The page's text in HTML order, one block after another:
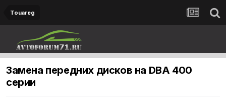
Touareg
Замена передних дисков на DBA 400
серии